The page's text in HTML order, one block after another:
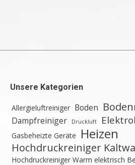
Unsere Kategorien
Allergieluftreiniger Boden
Dampfreiniger Druckluft
Gasbeheizte Geräte Heizen
Hochdruckreiniger
Hochdruckreiniger Warm elektrisch